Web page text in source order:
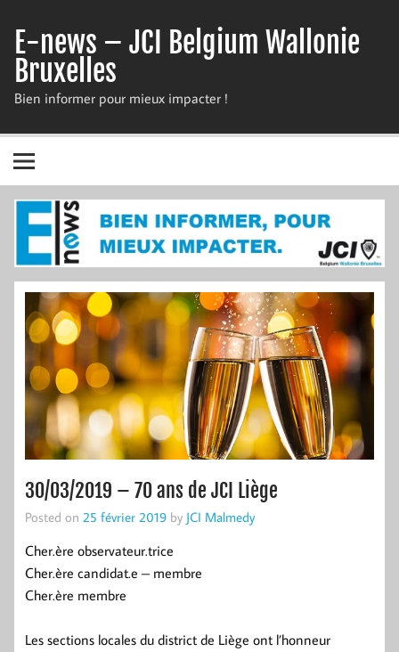
content
E-news – JCI Belgium Wallonie
Bruxelles
Bien informer pour mieux impacter !
30/03/2019 – 70 ans de JCI Liège
Posted on 25 février 2019 by JCI Malmedy
Cher.ère observateur.trice
Cher.ère candidat.e – membre
Cher.ère membre
Les sections locales du district de Liège ont l’honneur